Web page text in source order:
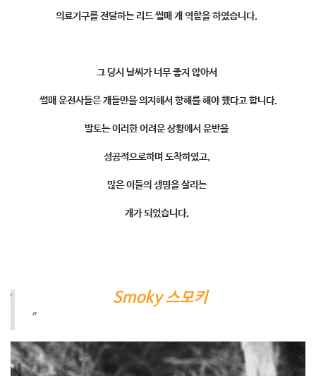
의료기구를 전달하는 리드 썰매 개 역할을 하였습니다.
그 당시 날씨가 너무 좋지 않아서
썰매 운전사들은 개들만을 의지해서 항해를 해야 했다고 합니다.
발토는 이러한 어려운 상황에서 운반을
성공적으로하며 도착하였고,
많은 이들의 생명을 살리는
개가 되었습니다.
Smoky 스모키